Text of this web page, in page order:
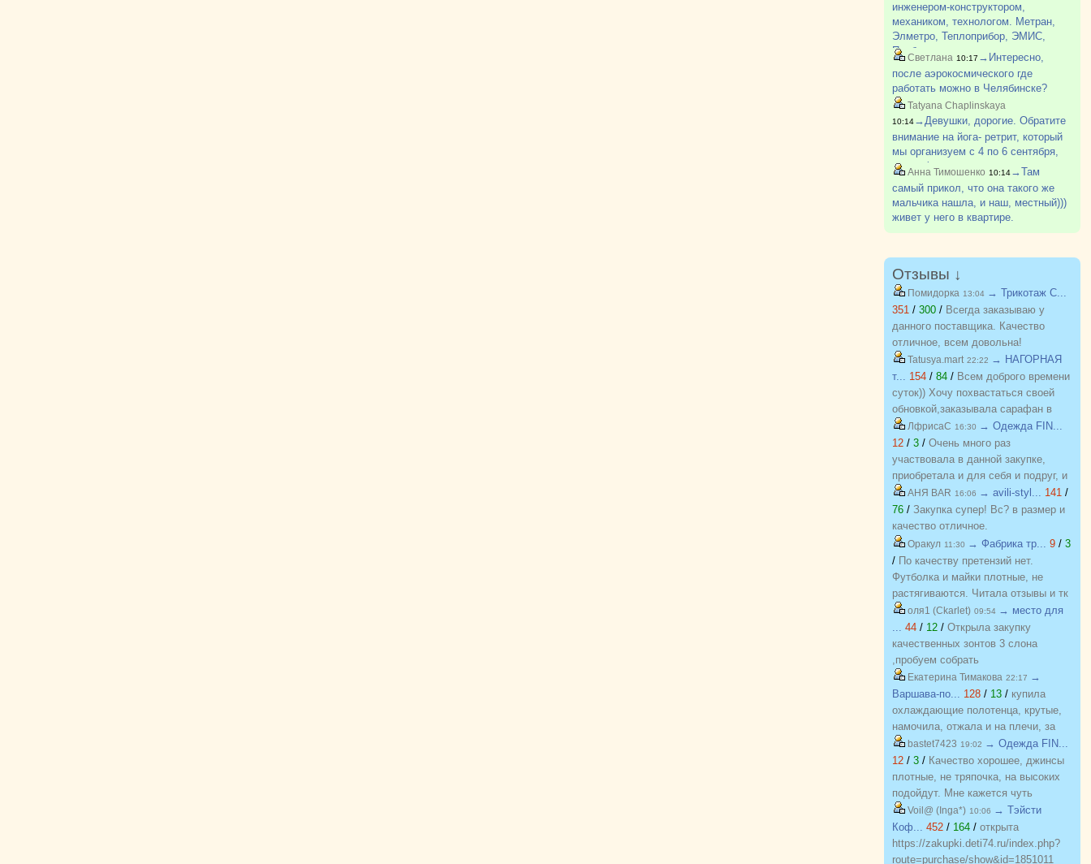
инженером-конструктором,
механиком, технологом. Метран,
Элметро, Теплоприбор, ЭМИС,
Прибор и тп
Светлана 10:17 →Интересно,
после аэрокосмического где
работать можно в Челябинске?
Tatyana Chaplinskaya
10:14→Девушки, дорогие. Обратите
внимание на йога- ретрит, который
мы организуем с 4 по 6 сентября,
вся информация в рубрике
Болталка . В возрасте "бабьего
лета", важно не только физическое,
но и ментальное здоровье.Мы
будем?
Анна Тимошенко 10:14→Там
самый прикол, что она такого же
мальчика нашла, и наш, местный)))
живет у него в квартире.
Отзывы ↓
Помидорка 13:04 → Трикотаж C...
351 / 300 / Всегда заказываю у
данного поставщика. Качество
отличное, всем довольна!
Tatusya.mart 22:22 → НАГОРНАЯ
т... 154 / 84 / Всем доброго времени
суток)) Хочу похвастаться своей
обновкой,заказывала сарафан в
закупке (Нагорная трикотаж) и
осталась в полном восторге от
качества)) Соответствие
размерности и качество Выше
всяких похвал))
ЛфрисаС 16:30 → Одежда FIN...
12 / 3 / Очень много раз
участвовала в данной закупке,
приобретала и для себя и подруг, и
джинсы, и джемпера, и платья, и
блузки, вещи качественные,
соответствуют размеру и
описанию, организатор умничка
всегда оперативно отвечает, с
удовольствием буду участвовать
еще!
АНЯ BAR 16:06 → avili-styl... 141 /
76 / Закупка супер! Вс? в размер и
качество отличное.
Оракул 11:30 → Фабрика тр... 9 / 3
/ По качеству претензий нет.
Футболка и майки плотные, не
растягиваются. Читала отзывы и тк
люблю не в облипку вещи, на свой
46р-р заказала все вещи 48, все
равно получилось в облипку, и на
мой взгляд на рост 165-168
женский, у меня 173 мне
коротковато, но ношу все вещи с
юбками не заправляя.
оля1 (Ckarlet) 09:54 → место для
... 44 / 12 / Открыла закупку
качественных зонтов 3 слона
,пробуем собрать
https://zakupki.deti74.ru/index.php?
route=purchase/show&id=1851321
Екатерина Тимакова 22:17 →
Варшава-по... 128 / 13 / купила
охлаждающие полотенца, крутые,
намочила, отжала и на плечи, за
счет сетчатого переплетения при
малейшем дуновении ветерка идет
приятное охлаждение. Мне очень
понравилось, рекомендую.
Отличные полотенца, мяконькие,
хорошо впитывают. Спасибо за
подарочек и что получилось учесть
пожелания по цвету!!! Отличный
bastet7423 19:02 → Одежда FIN...
12 / 3 / Качество хорошее, джинсы
плотные, не тряпочка, на высоких
подойдут. Мне кажется чуть
маломерят, для определения с
размером заказывала на вб. Мне 31
размер подошел на об 94, есть
небольшой запас, в талии чуть
Voil@ (Inga*) 10:06 → Тэйсти
Коф... 452 / 164 / открыта
https://zakupki.deti74.ru/index.php?
route=purchase/show&id=1851011